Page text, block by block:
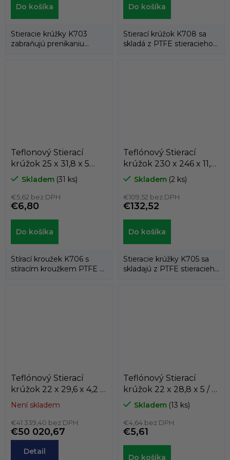
Do košíka
Stieracie krúžky K703
zabraňujú prenikaniu
Do košíka
Stierací krúžok K708 sa
skladá z PTFE stieracieho
Teflonový Stierací
krúžok 25 x 31,8 x 5
K706-025
PTFE+bronz/NBR ,
KASTAS
Skladem (31 ks)
€5,62 bez DPH
€6,80
Do košíka
Stírací kroužek K706 s
stíracím kroužkem PTFE a
Teflónový Stierací
krúžok 230 x 246 x 11,5
/ 11,5 K705-230
PTFE+BRONZ/NBR
KASTAS
Skladem (2 ks)
€109,52 bez DPH
€132,52
Do košíka
Stieracie krúžky K705 sa
skladajú z PTFE stieracieho
Teflónový Stierací
krúžok 22 x 29,6 x 4,2 /
4,2 AD61 PTFE/NBR
Není skladem
€41 339,40 bez DPH
€50 020,67
Detail
Teflónový Stierací
krúžok 22 x 28,8 x 5 / 5
K708-022
PTFE+BRONZ/NBR
KASTAS
Skladem (13 ks)
€4,64 bez DPH
€5,61
Do košíka